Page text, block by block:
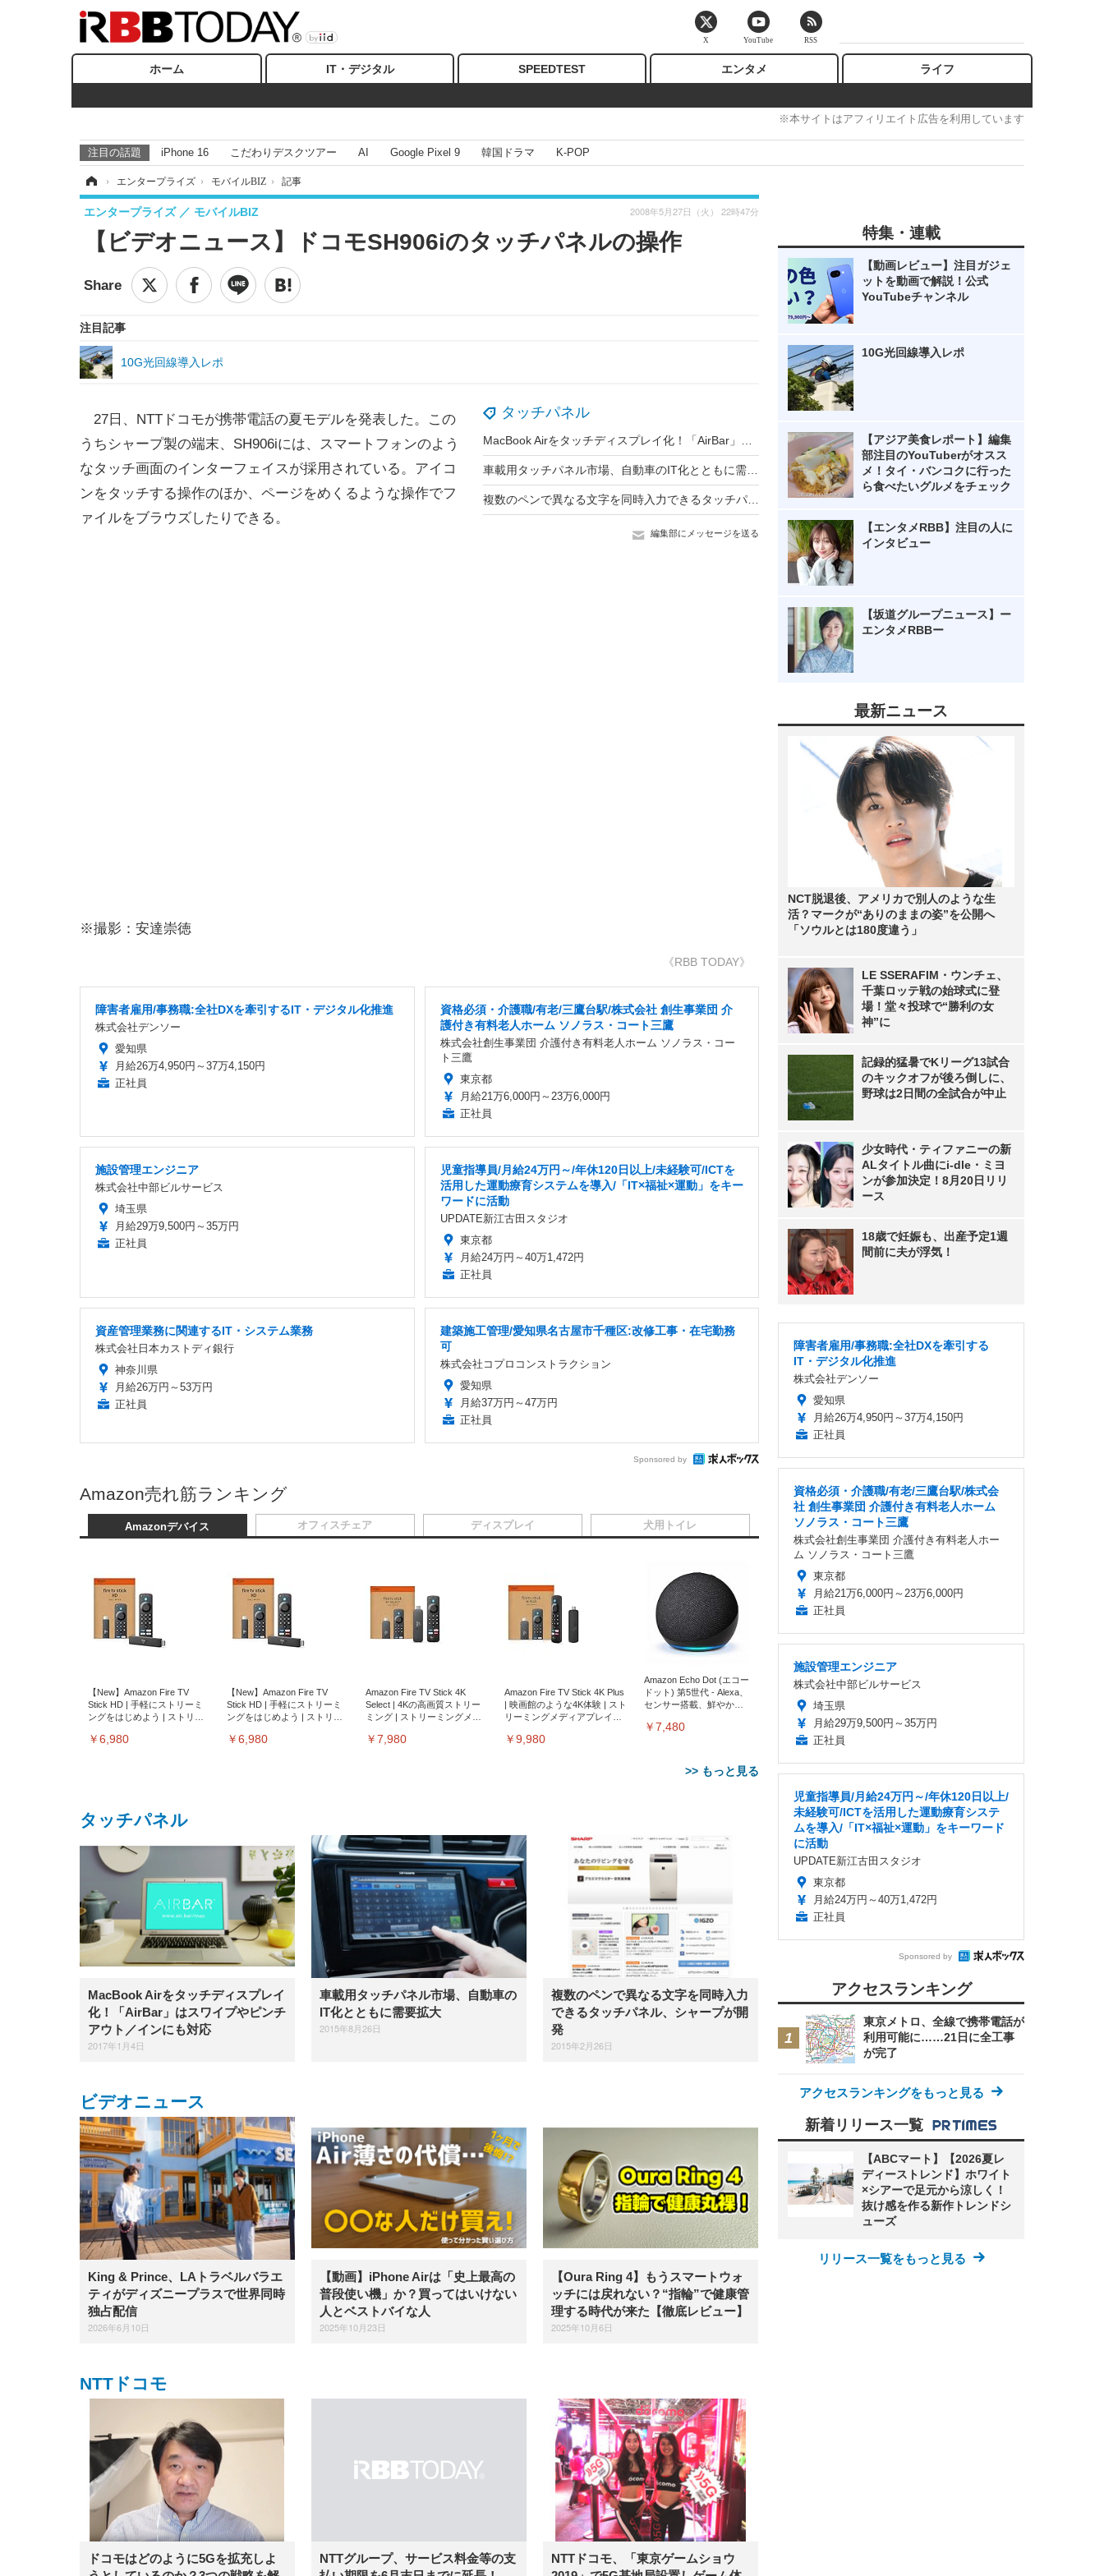
ホーム IT・デジタル SPEEDTEST エンタメ ライフ
※本サイトはアフィリエイト広告を利用しています
注目の話題 iPhone 16 こだわりデスクツアー AI Google Pixel 9 韓国ドラマ K-POP
› エンタープライズ › モバイルBIZ › 記事
【ビデオニュース】ドコモSH906iのタッチパネルの操作
エンタープライズ モバイルBIZ 2008年5月27日（火） 22時47分
注目記事
10G光回線導入レポ
タッチパネル
編集部にメッセージを送る
27日、NTTドコモが携帯電話の夏モデルを発表した。この
うちシャープ製の端末、SH906iには、スマートフォンのよう
なタッチ画面のインターフェイスが採用されている。アイコ
ンをタッチする操作のほか、ページをめくるような操作でフ
ァイルをブラウズしたりできる。
※撮影：安達崇徳
《RBB TODAY》
障害者雇用/事務職:全社DXを牽引するIT・デジタル化推進
株式会社デンソー
愛知県
月給26万4,950円～37万4,150円
正社員
資格必須・介護職/有老/三鷹台駅/株式会社 創生事業団 介
護付き有料老人ホーム ソノラス・コート三鷹
株式会社創生事業団 介護付き有料老人ホーム ソノラス・コー
ト三鷹
東京都
月給21万6,000円～23万6,000円
正社員
施設管理エンジニア
株式会社中部ビルサービス
埼玉県
月給29万9,500円～35万円
正社員
児童指導員/月給24万円～/年休120日以上/未経験可/ICTを
活用した運動療育システムを導入/「IT×福祉×運動」をキー
ワードに活動
UPDATE新江古田スタジオ
東京都
月給24万円～40万1,472円
正社員
資産管理業務に関連するIT・システム業務
株式会社日本カストディ銀行
神奈川県
月給26万円～53万円
正社員
建築施工管理/愛知県名古屋市千種区:改修工事・在宅勤務
可
株式会社コプロコンストラクション
愛知県
月給37万円～47万円
正社員
Sponsored by
Amazon売れ筋ランキング
Amazonデバイス
【New】Amazon Fire TV
Stick HD | 手軽にストリーミ
ングをはじめよう | ストリー
￥6,980
【New】Amazon Fire TV
Stick HD | 手軽にストリーミ
ングをはじめよう | ストリー
￥6,980
Amazon Fire TV Stick 4K
Select | 4Kの高画質ストリー
ミング | ストリーミングメデ
￥7,980
Amazon Fire TV Stick 4K Plus
| 映画館のような4K体験 | スト
リーミングメディアプレイヤ
￥9,980
Amazon Echo Dot (エコー
ドット) 第5世代 - Alexa、
センサー搭載、鮮やかな
￥7,480
>> もっと見る
オフィスチェア
[EdoErgo] オフィスチェア 椅
子 テレワーク 疲れない 跳ね
上げ式アームレスト コンパク
ト 約105度ロッキング pc 事務
ナイロン樹脂ベース 通気性メ
ッシュ 在宅ワーク H-
WY01(黒網+黒枠+黒足)
SIHOO B100 オフィスチェア
／デスクチェア メッシュチェ
ア 人間工学 疲れない ブラッ
ク
Sezlife オフィスチェア デスク
チェア 疲れない テレワーク
チェア 強化バックレスト 30
度ロッキング機能 人間工学 椅
式アームレスト 3Dヘッドレス
ト ハンガー付き 高反発クッシ
ョン PCチェア 通気性メッシ
ュ ゲーミング/勉強/事務用 お
￥7,680
Sezlife オフィスチェア デスク
チェア 疲れない テレワーク
チェア 強化バックレスト 30度
ロッキング機能 人間工学 椅子
ームレスト 3Dヘッドレスト
ハンガー付き 高反発クッショ
ン PCチェア 通気性メッシュ
ゲーミング/勉強/事務用 おし
ゃれ パソコンチェア (ホワイ
￥7,680
ANDWINT オフィスチェ
ア デスクチェア 肘なし メ
ッシュ 通気性 ランバーサ
ポート付き 腰サポート ガ
ス圧無段階昇降 360度回
転 キャスター付き コンパ
クト 幅52×奥行58.5×高さ
84～96cm テレワーク 在
￥4,139
ディスプレイ
EIZO ビジネス向けプレミア
ムモニター | FlexScan
EV3240X-WT | 31.5型4K
UHD・USB Type-C・ホワイ
EIZO ビジネス向けプレミア
ムモニター | FlexScan
EV2740X-WT | 27.0型4K
UHD・USB Type-C・ホワイ
【純正品】27"ゲーミングモ
ニター DualSense 充電フッ
ク付き（CFI-ZDM1J）
￥49,979
【整備済み品】Dell
E2724HS 27インチ 液晶モ
ニター フル
HD（1920×1080）VA 非光
沢 HDMI/DisplayPort/VGA
イベル VESA対応
ComfortView ビジネス向け
￥15,800
【MiniLED/24.5inch/280Hz/FHD】
GRAPHT THE SHOOTER
Gaming Monitor 24” Essential ゲ
ーミングモニター QD 24.5インチ
1ms FHD 量子ドット 残像低減 (3
￥34,980
犬用トイレ
Amazonベーシック ペットシ
ーツ 薄型 レギュラー 1回使い
捨て 無香料 ホワイト 300枚
Amazonベーシック ペットシ
ーツ 厚型 ワイド 42枚x2袋(84
枚) ホワイト(吸収面:ライトブ
ルー)
ネオ・ルーライフ ネオ・オム
ツ L 中型犬用 26枚入り 単品
￥1,800
Smart Basic(スマートベーシ
ック) 【Amazon.co.jp限定】
Smart Basic アイリスオーヤマ
ペットシーツ 超厚型 お徳用
販売)
￥3,670
アイリスオーヤマ ペット
シーツ 超厚型 お徳用 レギ
ュラー 200枚入
【Amazon.co.jp限定】
￥3,731
タッチパネル
MacBook Airをタッチディスプレイ
化！「AirBar」はスワイプやピンチ
アウト／インにも対応
2017年1月4日
車載用タッチパネル市場、自動車の
IT化とともに需要拡大
2015年8月26日
複数のペンで異なる文字を同時入力
できるタッチパネル、シャープが開
発
2015年2月26日
ビデオニュース
King & Prince、LAトラベルバラエ
ティがディズニープラスで世界同時
独占配信
2026年6月10日
【動画】iPhone Airは「史上最高の
普段使い機」か？買ってはいけない
人とベストバイな人
2025年10月23日
【Oura Ring 4】もうスマートウォ
ッチには戻れない？“指輪”で健康管
理する時代が来た【徹底レビュー】
2025年10月6日
NTTドコモ
ドコモはどのように5Gを拡充しよ
NTTグループ、サービス料金等の支
NTTドコモ、「東京ゲームショウ
特集・連載
【動画レビュー】注目ガジェ
ットを動画で解説！公式
YouTubeチャンネル
10G光回線導入レポ
【アジア美食レポート】編集
部注目のYouTuberがオスス
メ！タイ・バンコクに行った
ら食べたいグルメをチェック
【エンタメRBB】注目の人に
インタビュー
【坂道グループニュース】ー
エンタメRBBー
最新ニュース
NCT脱退後、アメリカで別人のような生
活？マークが“ありのままの姿”を公開へ
「ソウルとは180度違う」
LE SSERAFIM・ウンチェ、
千葉ロッテ戦の始球式に登
場！堂々投球で“勝利の女
神”に
記録的猛暑でKリーグ13試合
のキックオフが後ろ倒しに、
野球は2日間の全試合が中止
少女時代・ティファニーの新
ALタイトル曲にi-dle・ミヨ
ンが参加決定！8月20日リリ
ース
18歳で妊娠も、出産予定1週
間前に夫が浮気！
障害者雇用/事務職:全社DXを牽引する
IT・デジタル化推進
株式会社デンソー
愛知県
月給26万4,950円～37万4,150円
正社員
資格必須・介護職/有老/三鷹台駅/株式会
社 創生事業団 介護付き有料老人ホーム
ソノラス・コート三鷹
株式会社創生事業団 介護付き有料老人ホー
ム ソノラス・コート三鷹
東京都
月給21万6,000円～23万6,000円
正社員
施設管理エンジニア
株式会社中部ビルサービス
埼玉県
月給29万9,500円～35万円
正社員
児童指導員/月給24万円～/年休120日以上/
未経験可/ICTを活用した運動療育システ
ムを導入/「IT×福祉×運動」をキーワード
に活動
UPDATE新江古田スタジオ
東京都
月給24万円～40万1,472円
正社員
Sponsored by
アクセスランキング
東京メトロ、全線で携帯電話が
利用可能に……21日に全工事
が完了
アクセスランキングをもっと見る
新着リリース一覧
【ABCマート】【2026夏レ
ディーストレンド】ホワイト
×シアーで足元から涼しく！
抜け感を作る新作トレンドシ
ューズ
リリース一覧をもっと見る
X YouTube RSS